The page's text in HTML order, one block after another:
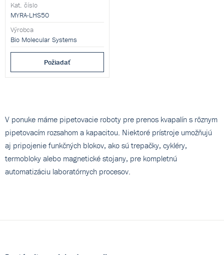
Kat. číslo
MYRA-LHS50
Výrobca
Bio Molecular Systems
Požiadať
V ponuke máme pipetovacie roboty pre prenos kvapalín s rôznym
pipetovacím rozsahom a kapacitou. Niektoré prístroje umožňujú
aj pripojenie funkčných blokov, ako sú trepačky, cykléry,
termobloky alebo magnetické stojany, pre kompletnú
automatizáciu laboratórnych procesov.